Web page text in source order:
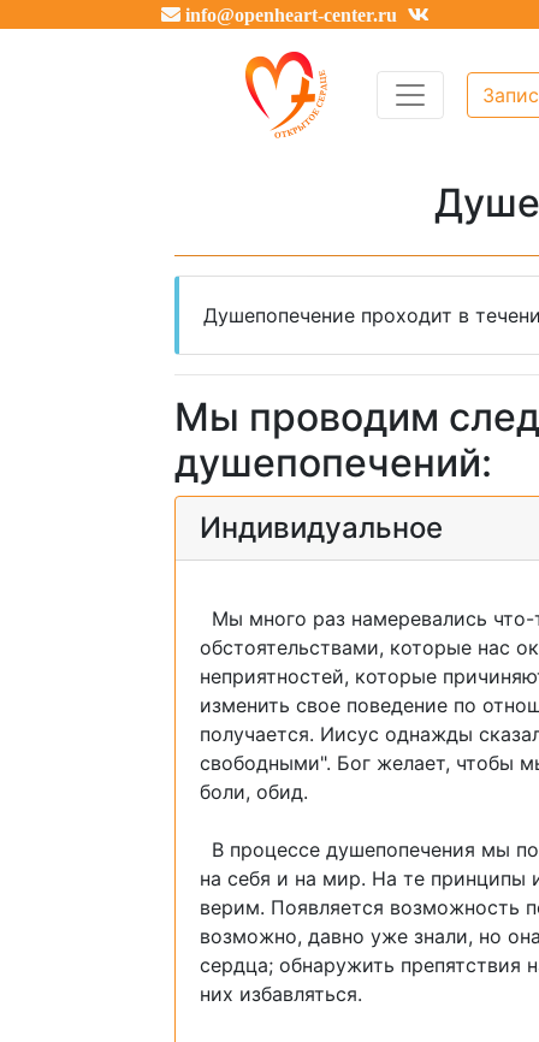
info@openheart-center.ru
Душепопечение проходит в
Мы проводим
душепопечений:
Индивидуальное
Мы много раз намеревались
обстоятельствами, которые нас
неприятностей, которые
изменить свое поведение по
получается. Иисус однажды
свободными". Бог желает, чтобы
боли, обид.
В процессе душепопечения мы
на себя и на мир. На те принципы
верим. Появляется возможность
возможно, давно уже знали, но
сердца; обнаружить препятствия
них избавляться.